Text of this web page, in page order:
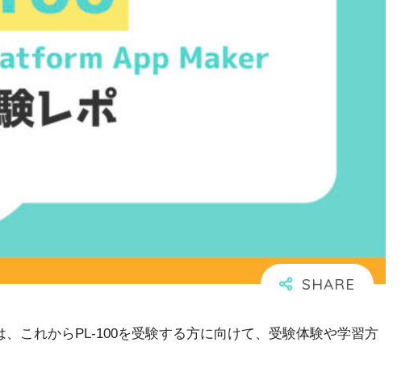
これからPL-100を受験する方に向けて、受験体験や学習方